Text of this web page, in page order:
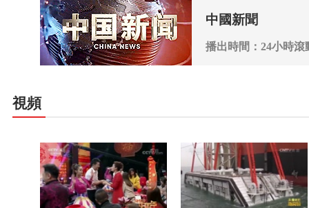
中國新聞
播出時間：24小時滾
視頻